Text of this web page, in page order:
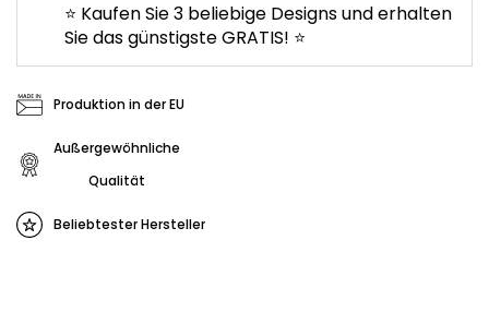
⭐ Kaufen Sie 3 beliebige Designs und erhalten
Sie das günstigste GRATIS! ⭐
Produktion in der EU
Außergewöhnliche
Qualität
Beliebtester Hersteller